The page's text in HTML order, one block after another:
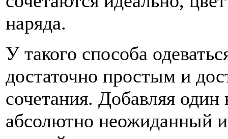
наряда.
У такого способа
достаточно простым и
сочетания. Добавляя
абсолютно неожиданный